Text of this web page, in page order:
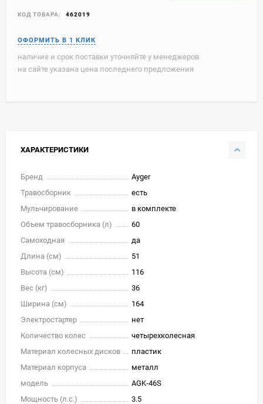
КОД ТОВАРА: 462019
наличие и срок поставки уточняйте у менеджеров
на сайте указана цена последнего предложения
ХАРАКТЕРИСТИКИ
Бренд
Ayger
Травосборник
есть
Мульчирование
в комплекте
Объем травосборника (л)
60
Самоходная
да
Длина (см)
51
Высота (см)
116
Вес (кг)
36
Ширина (см)
164
Электростартер
нет
Количество колес
четырехколесная
Материал колесных дисков
пластик
Материал корпуса
металл
модель
AGK-46S
Мощность (л.с.)
3.5